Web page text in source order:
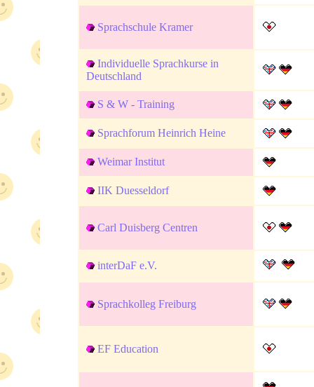
Sprachschule Kramer
Individuelle Sprachkurse in
Deutschland
S & W - Training
Sprachforum Heinrich Heine
Weimar Institut
IIK Duesseldorf
Carl Duisberg Centren
interDaF e.V.
Sprachkolleg Freiburg
EF Education